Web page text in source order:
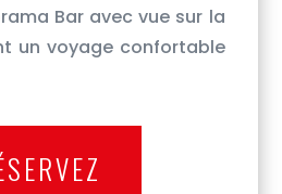
Bar avec vue sur la
un voyage confortable